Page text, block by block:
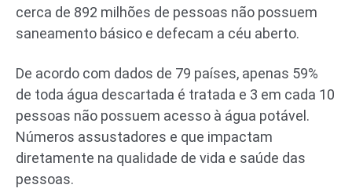
cerca de 892 milhões de pessoas não possuem
saneamento básico e defecam a céu aberto.
De acordo com dados de 79 países, apenas 59%
de toda água descartada é tratada e 3 em cada 10
pessoas não possuem acesso à água potável.
Números assustadores e que impactam
diretamente na qualidade de vida e saúde das
pessoas.